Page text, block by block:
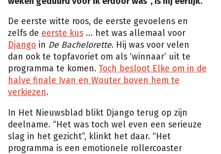
De eerste witte roos, de eerste gevoelens en
zelfs de eerste kus … het was allemaal voor
Django in De Bachelorette. Hij was voor velen
dan ook te topfavoriet om als ‘winnaar’ uit te
programma te komen. Toch besloot Elke om in de
halve finale Ivan en Wouter boven hem te
verkiezen.
In Het Nieuwsblad blikt Django terug op zijn
deelname. “Het was toch wel even een serieuze
slag in het gezicht”, klinkt het daar. “Het
programma is een emotionele rollercoaster